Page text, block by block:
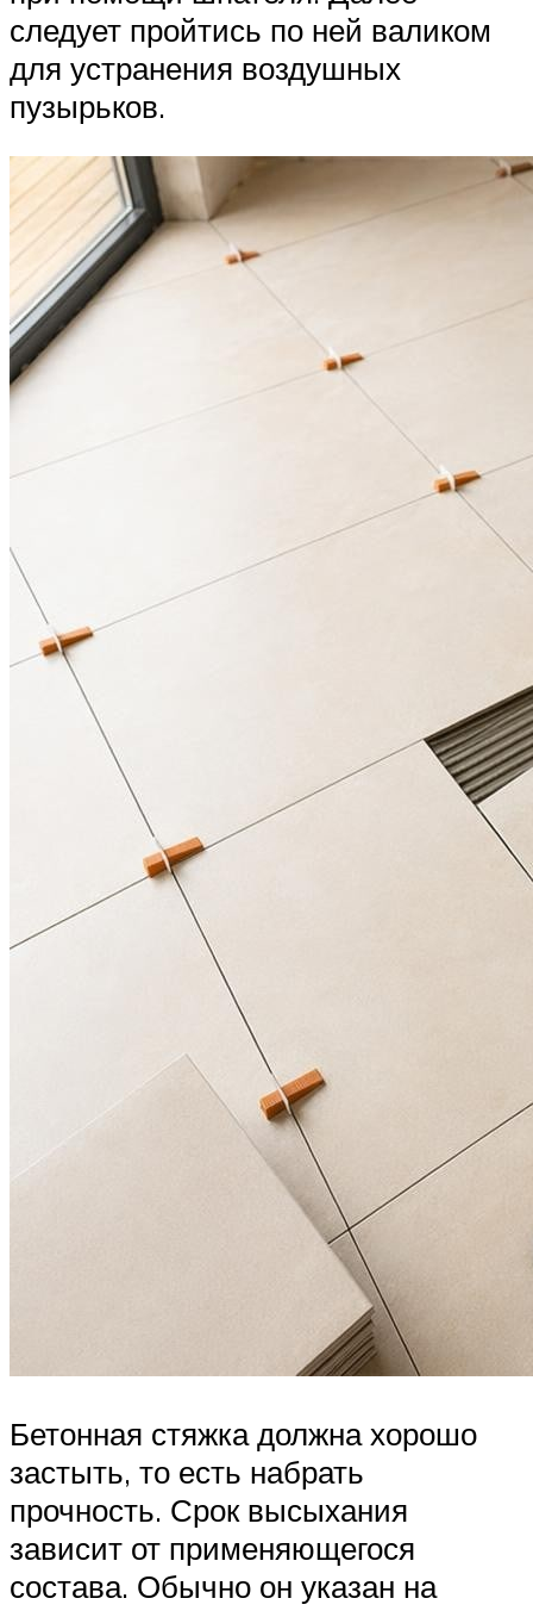
следует пройтись по ней валиком
для устранения воздушных
пузырьков.
Бетонная стяжка должна хорошо
застыть, то есть набрать
прочность. Срок высыхания
зависит от применяющегося
состава. Обычно он указан на